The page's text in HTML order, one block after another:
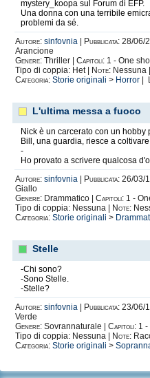
mystery_koopa sul Forum di EFP.
Una donna con una terribile
problemi da sé.
Autore: sinfovnia Pubblicata: 28/06/
Arancione
Genere: Thriller | Capitoli: 1 - One
Tipo di coppia: Het |
Note: Nessuna |
Categoria: Storie originali > Horror |
L'ultima messa a fuoco
Nick è un carcerato con un
Bill, una guardia, riesce a
-
Ho provato a scrivere qualcosa
Autore: sinfovnia Pubblicata: 26/03/
Giallo
Genere: Drammatico | Capitoli: 1 -
Tipo di coppia: Nessuna |
Note:
Categoria: Storie originali >
Stelle
-Chi sono?
-Sono Stelle.
-Stelle?
Autore: sinfovnia Pubblicata: 23/06/
Verde
Genere: Sovrannaturale | Capitoli: 1
Tipo di coppia: Nessuna |
Note:
Categoria: Storie originali >